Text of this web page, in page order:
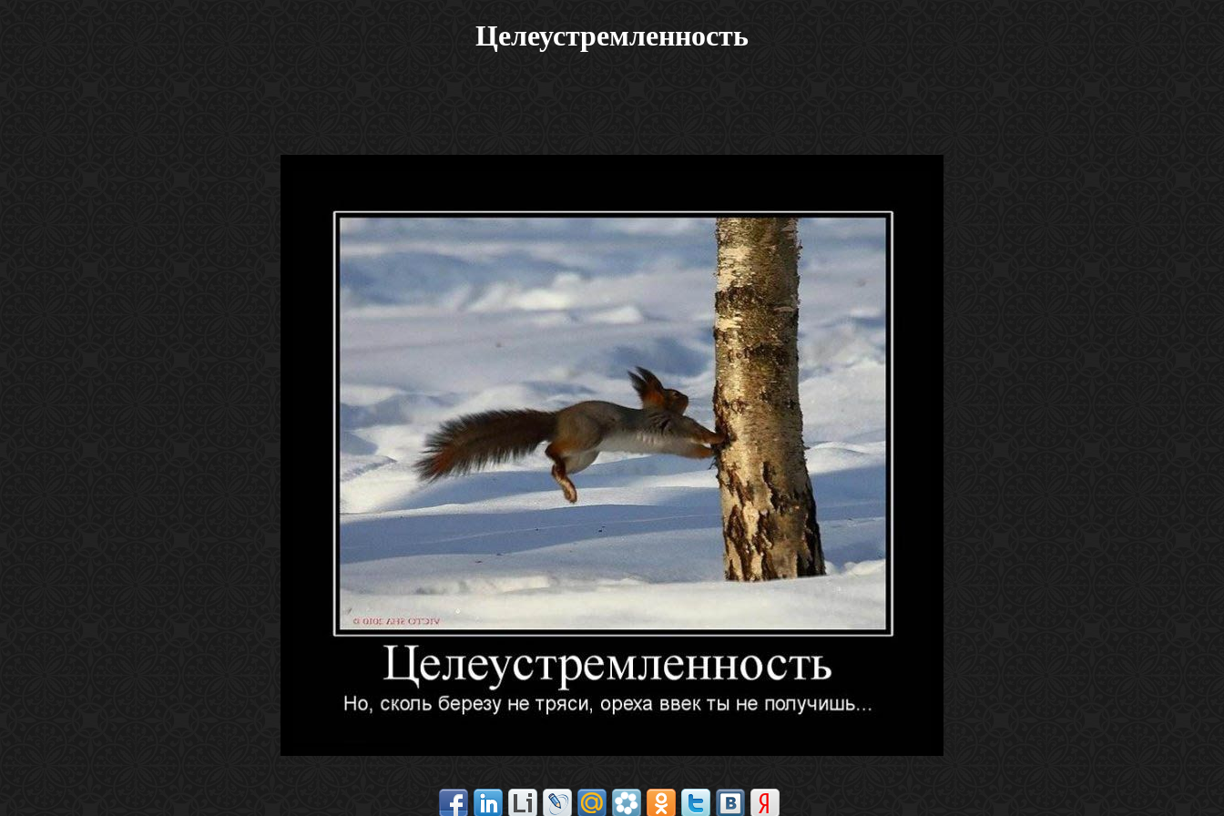
Целеустремленность